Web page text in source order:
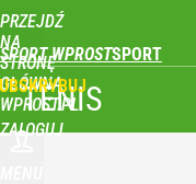
PRZEJDŹ
NA
STRONĘ
GŁÓWNĄ
WPROST.PL
SPORT WPROST
ZALOGUJ
TENIS